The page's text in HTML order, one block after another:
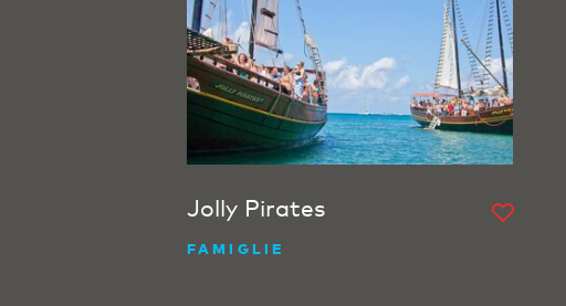
Jolly Pirates
FAMIGLIE